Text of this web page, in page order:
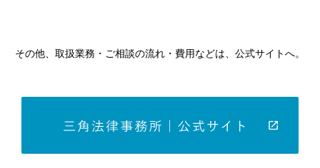
その他、取扱業務・ご相談の流れ・費用などは、公式サイトへ。